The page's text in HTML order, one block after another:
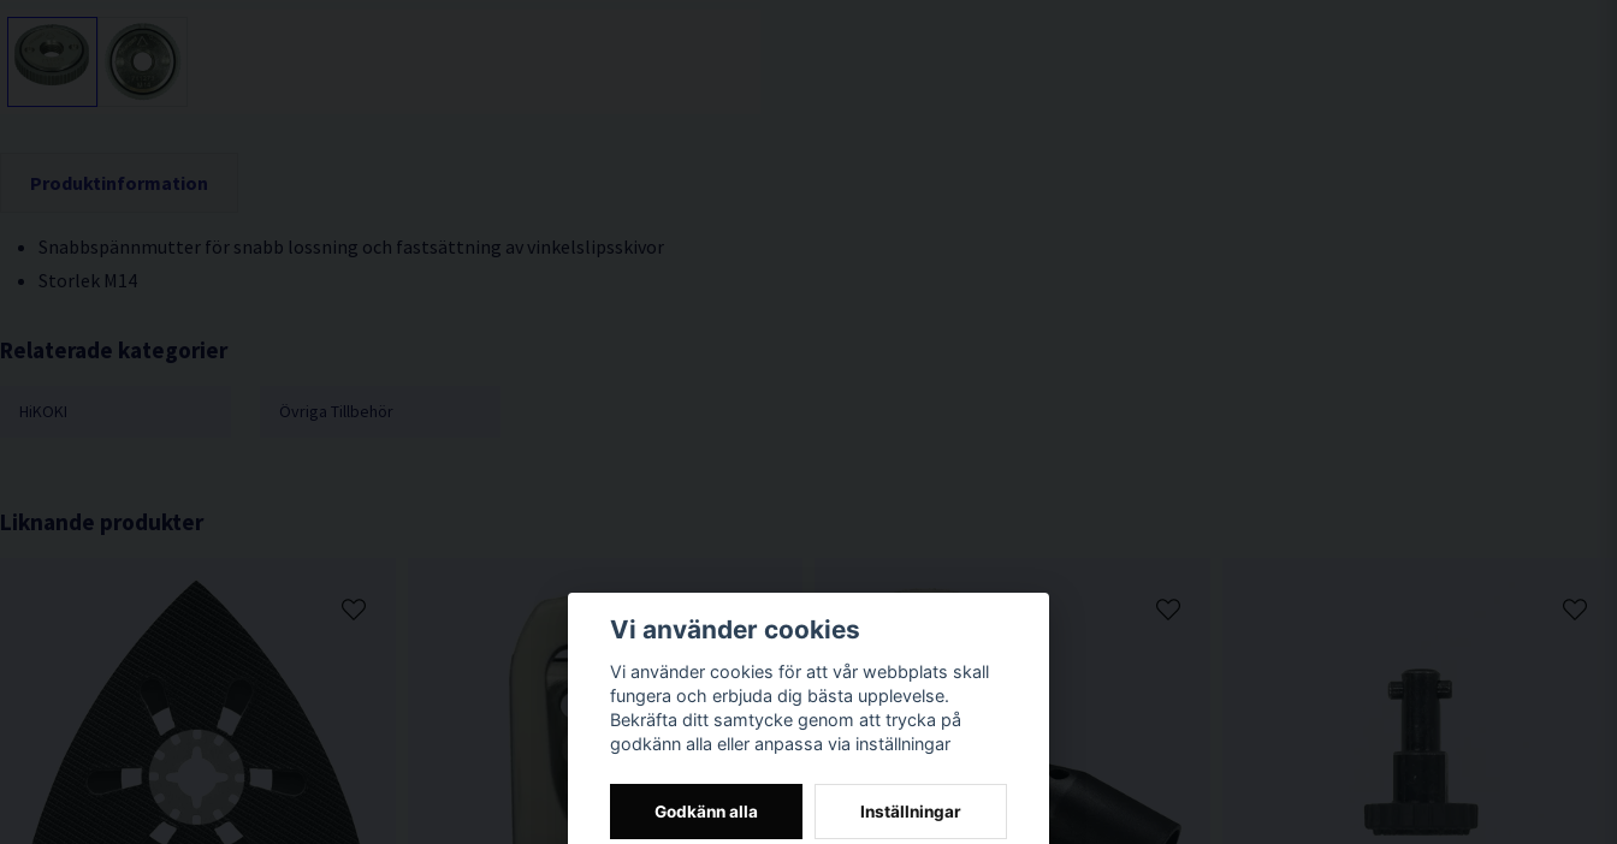
Produktinformation
Snabbspännmutter för snabb lossning och fastsättning av vinkelslipsskivor
Storlek M14
Relaterade kategorier
HiKOKI Övriga Tillbehör
Liknande produkter
Vi använder cookies
Vi använder cookies för att vår webbplats skall
fungera och erbjuda dig bästa upplevelse.
Bekräfta ditt samtycke genom att trycka på
godkänn alla eller anpassa via inställningar
Godkänn alla Inställningar